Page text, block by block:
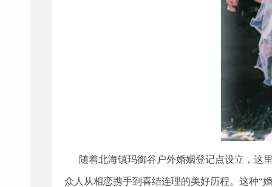
随着北海镇玛御谷户外婚姻登记点设立，这
众人从相恋携手到喜结连理的美好历程。这种“